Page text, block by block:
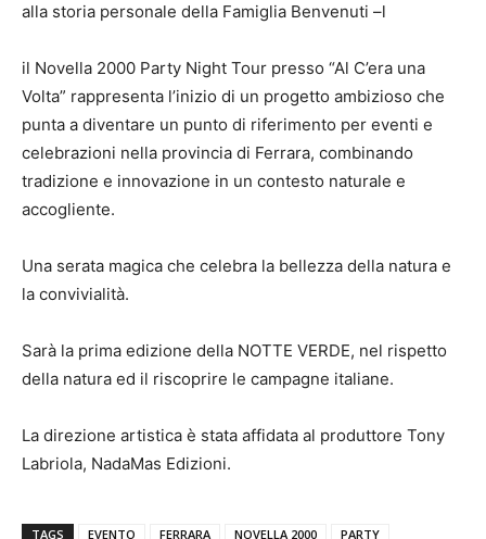
alla storia personale della Famiglia Benvenuti –l
il Novella 2000 Party Night Tour presso “Al C’era una
Volta” rappresenta l’inizio di un progetto ambizioso che
punta a diventare un punto di riferimento per eventi e
celebrazioni nella provincia di Ferrara, combinando
tradizione e innovazione in un contesto naturale e
accogliente.
Una serata magica che celebra la bellezza della natura e
la convivialità.
Sarà la prima edizione della NOTTE VERDE, nel rispetto
della natura ed il riscoprire le campagne italiane.
La direzione artistica è stata affidata al produttore Tony
Labriola, NadaMas Edizioni.
TAGS EVENTO FERRARA NOVELLA 2000 PARTY